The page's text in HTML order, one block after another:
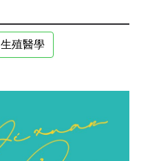
生殖醫學